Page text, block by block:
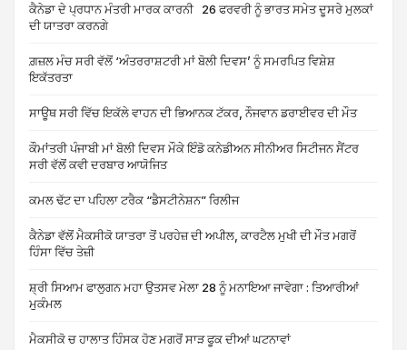
ਕੈਨੇਡਾ ਦੇ ਪ੍ਰਧਾਨ ਮੰਤਰੀ ਮਾਰਕ ਕਾਰਨੀ 26 ਫਰਵਰੀ ਨੂੰ ਭਾਰਤ ਸਮੇਤ ਦੂਸਰੇ ਮੁਲਕਾਂ
ਦੀ ਯਾਤਰਾ ਕਰਨਗੇ
ਗ਼ਜ਼ਲ ਮੰਚ ਸਰੀ ਵੱਲੋਂ ‘ਅੰਤਰਰਾਸ਼ਟਰੀ ਮਾਂ ਬੋਲੀ ਦਿਵਸ’ ਨੂੰ ਸਮਰਪਿਤ ਵਿਸ਼ੇਸ਼
ਇਕੱਤਰਤਾ
ਸਾਊਥ ਸਰੀ ਵਿੱਚ ਇਕੱਲੇ ਵਾਹਨ ਦੀ ਭਿਆਨਕ ਟੱਕਰ, ਨੌਜਵਾਨ ਡਰਾਈਵਰ ਦੀ ਮੌਤ
ਕੌਮਾਂਤਰੀ ਪੰਜਾਬੀ ਮਾਂ ਬੋਲੀ ਦਿਵਸ ਮੌਕੇ ਇੰਡੋ ਕਨੇਡੀਅਨ ਸੀਨੀਅਰ ਸਿਟੀਜਨ ਸੈਂਟਰ
ਸਰੀ ਵੱਲੋਂ ਕਵੀ ਦਰਬਾਰ ਆਯੋਜਿਤ
ਕਮਲ ਢੱਟ ਦਾ ਪਹਿਲਾ ਟਰੈਕ “ਡੈਸਟੀਨੇਸ਼ਨ” ਰਿਲੀਜ
ਕੈਨੇਡਾ ਵੱਲੋਂ ਮੈਕਸੀਕੋ ਯਾਤਰਾ ਤੋਂ ਪਰਹੇਜ਼ ਦੀ ਅਪੀਲ, ਕਾਰਟੈਲ ਮੁਖੀ ਦੀ ਮੌਤ ਮਗਰੋਂ
ਹਿੰਸਾ ਵਿੱਚ ਤੇਜ਼ੀ
ਸ਼੍ਰੀ ਸਿਆਮ ਫਾਲੁਗਨ ਮਹਾ ਉਤਸਵ ਮੇਲਾ 28 ਨੂੰ ਮਨਾਇਆ ਜਾਵੇਗਾ : ਤਿਆਰੀਆਂ
ਮੁਕੰਮਲ
ਮੈਕਸੀਕੋ ਚ ਹਾਲਾਤ ਹਿੰਸਕ ਹੋਣ ਮਗਰੋਂ ਸਾੜ ਫੂਕ ਦੀਆਂ ਘਟਨਾਵਾਂ